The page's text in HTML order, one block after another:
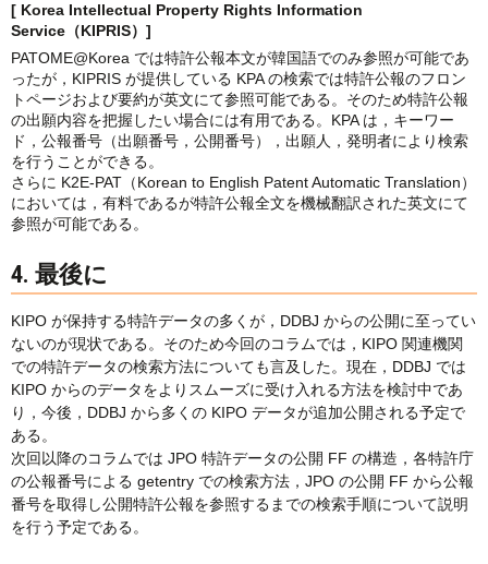
[ Korea Intellectual Property Rights Information
Service（KIPRIS）]
PATOME@Korea では特許公報本文が韓国語でのみ参照が可能であ
ったが，KIPRIS が提供している KPA の検索では特許公報のフロン
トページおよび要約が英文にて参照可能である。そのため特許公報
の出願内容を把握したい場合には有用である。KPA は，キーワー
ド，公報番号（出願番号，公開番号），出願人，発明者により検索
を行うことができる。
さらに K2E-PAT（Korean to English Patent Automatic Translation）
においては，有料であるが特許公報全文を機械翻訳された英文にて
参照が可能である。
4. 最後に
KIPO が保持する特許データの多くが，DDBJ からの公開に至ってい
ないのが現状である。そのため今回のコラムでは，KIPO 関連機関
での特許データの検索方法についても言及した。現在，DDBJ では
KIPO からのデータをよりスムーズに受け入れる方法を検討中であ
り，今後，DDBJ から多くの KIPO データが追加公開される予定で
ある。
次回以降のコラムでは JPO 特許データの公開 FF の構造，各特許庁
の公報番号による getentry での検索方法，JPO の公開 FF から公報
番号を取得し公開特許公報を参照するまでの検索手順について説明
を行う予定である。